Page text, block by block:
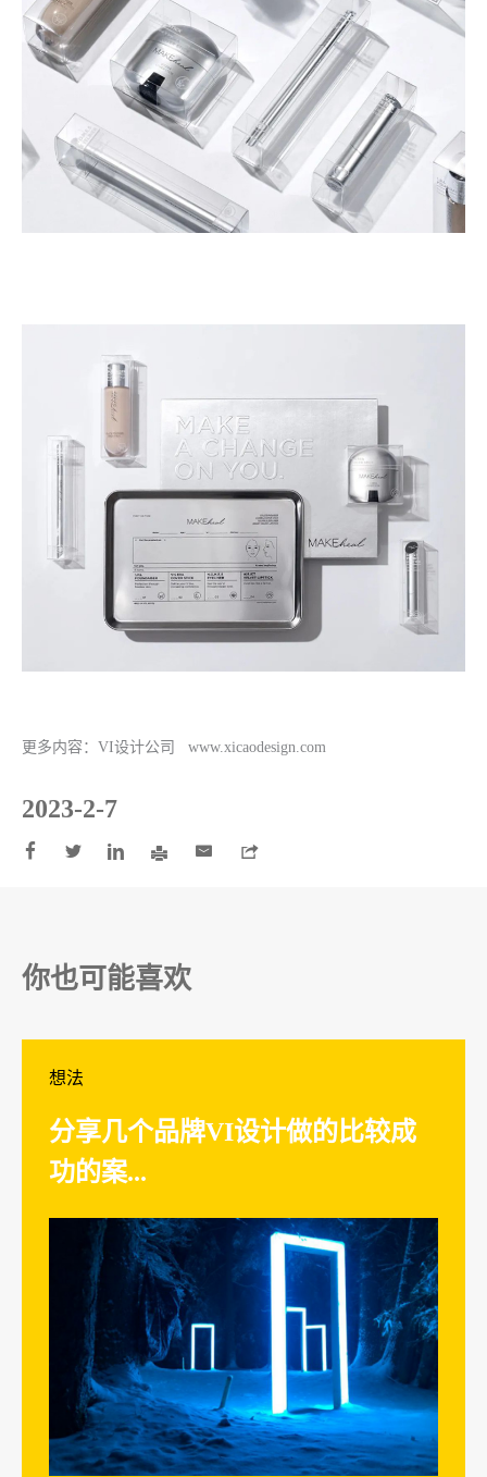
更多内容： VI设计公司 www.xicaodesign.com
2023-2-7
     
你也可能喜欢
想法
分享几个品牌VI设计做的比较成
功的案...